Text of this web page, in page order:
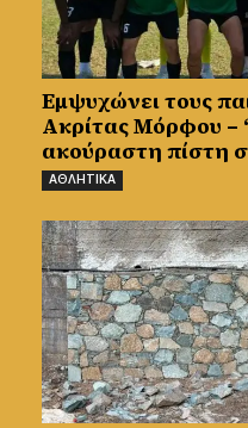
Εμψυχώνει τους
Ακρίτας Μόρφου –
ακούραστη πίστη
ΑΘΛΗΤΙΚΑ